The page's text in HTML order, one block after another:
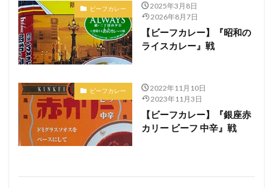
ビーフカレー
2025年3月8日
2026年8月7日
【ビーフカレー】『昭和の
ライスカレー』戦
ビーフカレー
2022年11月10日
2023年11月3日
【ビーフカレー】『銀座赤
カリー ビーフ 中辛』戦